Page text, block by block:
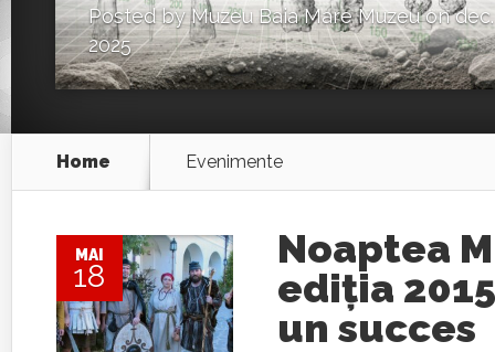
Posted byMuzeu Baia Mare Muzeuon dec.
2025
Home Evenimente
MAI
18
Noaptea
ediţia
un succes